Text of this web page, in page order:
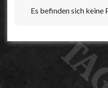
Es befinden sich keine